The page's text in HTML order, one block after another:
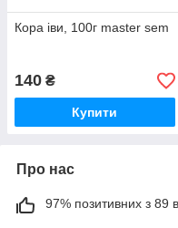
Кора іви, 100г master sem
140 ₴
Купити
Про нас
97% позитивних з 89